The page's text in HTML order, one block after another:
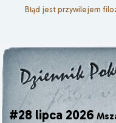
Błąd jest przywilejem
#28 lipca 2026